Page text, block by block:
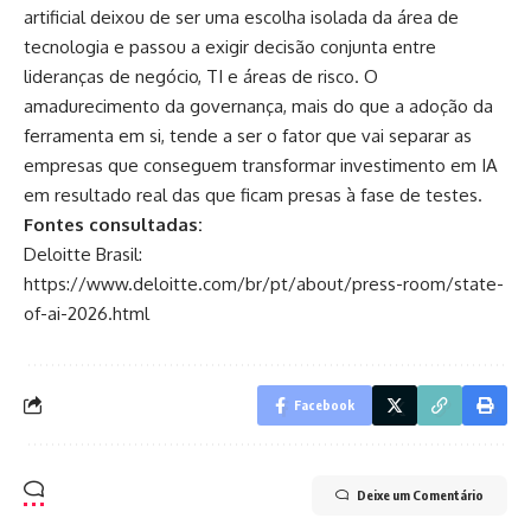
artificial deixou de ser uma escolha isolada da área de
tecnologia e passou a exigir decisão conjunta entre
lideranças de negócio, TI e áreas de risco. O
amadurecimento da governança, mais do que a adoção da
ferramenta em si, tende a ser o fator que vai separar as
empresas que conseguem transformar investimento em IA
em resultado real das que ficam presas à fase de testes.
Fontes consultadas:
Deloitte Brasil:
https://www.deloitte.com/br/pt/about/press-room/state-
of-ai-2026.html
Facebook
Deixe um Comentário